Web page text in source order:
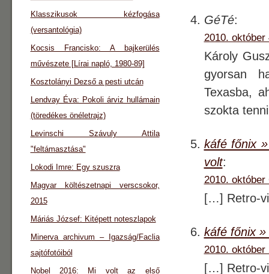
GéTé:
2010. október
Károly
gyorsan
Texasba,
szokta
káfé főnix
volt:
2010. október
[…] Retro-
káfé főnix
2010. október
[…] Retro-
Klasszikusok kézfogása
(versantológia)
Kocsis Francisko: A bajkerülés
művészete [Lírai napló, 1980-89]
Kosztolányi Dezső a pesti utcán
Lendvay Éva: Pokoli árviz hullámain
(töredékes önéletrajz)
Levinschi Szávuly Attila
"feltámasztása"
Lokodi Imre: Egy szuszra
Magyar költészetnapi verscsokor,
2015
Máriás József: Kitépett noteszlapok
Minerva archivum – Igazság/Faclia
sajtófotóiból
Nobel 2016: Mi volt az első